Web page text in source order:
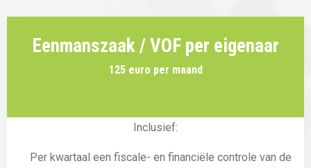
Eenmanszaak / VOF per eigenaar
125 euro per maand
Inclusief:
Per kwartaal een fiscale- en financiële controle van de